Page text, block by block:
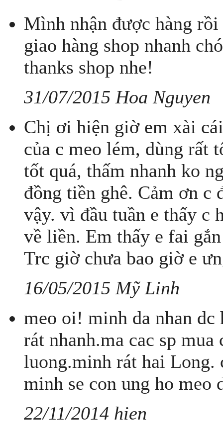
Mình nhận được hàng
giao hàng shop nhanh
thanks shop nhe!
31/07/2015 Hoa Nguyen
Chị ơi hiện giờ em xài
của c meo lém, dùng rất
tốt quá, thấm nhanh ko
đồng tiền ghê. Cảm ơn c
vậy. vì đầu tuần e thấy c
về liền. Em thấy e fai
Trc giờ chưa bao giờ e
16/05/2015 Mỹ Linh
meo oi! minh da nhan dc
rát nhanh.ma cac sp
luong.minh rát hai Long.
minh se con ung ho meo
22/11/2014 hien